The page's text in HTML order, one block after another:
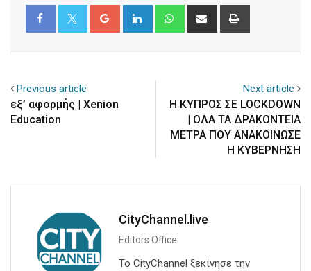
Google+ LinkedIn WhatsappShare
Previous article
εξ’ αφορμής | Xenion
Education
Next article
Η ΚΥΠΡΟΣ ΣΕ LOCKDOWN
| ΟΛΑ ΤΑ ΔΡΑΚΟΝΤΕΙΑ
ΜΕΤΡΑ ΠΟΥ ΑΝΑΚΟΙΝΩΣΕ
Η ΚΥΒΕΡΝΗΣΗ
CityChannel.live
Editors Office
Το CityChannel ξεκίνησε την